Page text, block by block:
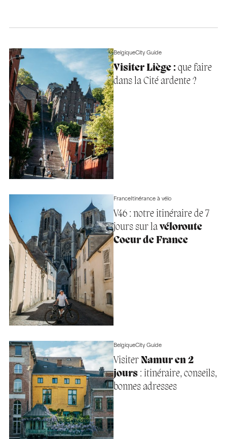
BelgiqueCity Guide
Visiter Liège :que faire
dans la Cité ardente ?
FranceItinérance à vélo
V46 : notre itinéraire de 7
jours sur lavéloroute
Coeur de France
BelgiqueCity Guide
Visiter Namur en 2
jours: itinéraire, conseils,
bonnes adresses